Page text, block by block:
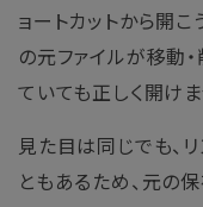
ョートカットから開こ
の元ファイルが移動
ていても正しく開けま
見た目は同じでも、
ともあるため、元の